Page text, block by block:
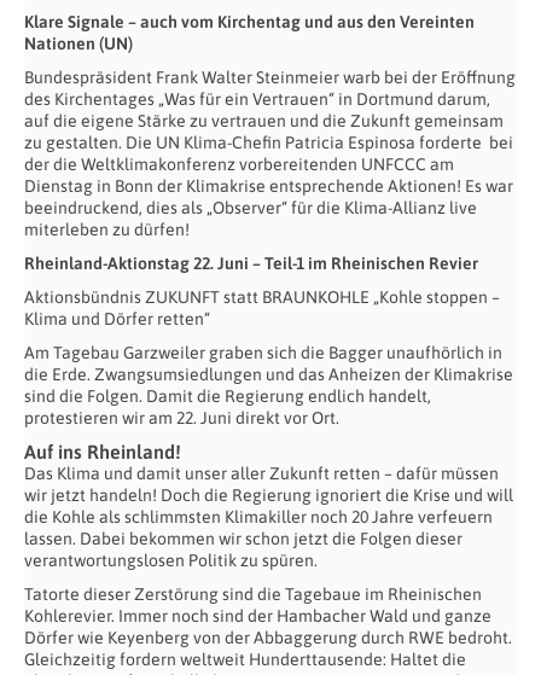
Klare Signale – auch vom Kirchentag und aus den Vereinten
Nationen (UN)
Bundespräsident Frank Walter Steinmeier warb bei der Eröffnung
des Kirchentages „Was für ein Vertrauen“ in Dortmund darum,
auf die eigene Stärke zu vertrauen und die Zukunft gemeinsam
zu gestalten. Die UN Klima-Chefin Patricia Espinosa forderte bei
der die Weltklimakonferenz vorbereitenden UNFCCC am
Dienstag in Bonn der Klimakrise entsprechende Aktionen! Es war
beeindruckend, dies als „Observer“ für die Klima-Allianz live
miterleben zu dürfen!
Rheinland-Aktionstag 22. Juni – Teil-1 im Rheinischen Revier
Aktionsbündnis ZUKUNFT statt BRAUNKOHLE „Kohle stoppen –
Klima und Dörfer retten“
Am Tagebau Garzweiler graben sich die Bagger unaufhörlich in
die Erde. Zwangsumsiedlungen und das Anheizen der Klimakrise
sind die Folgen. Damit die Regierung endlich handelt,
protestieren wir am 22. Juni direkt vor Ort.
Auf ins Rheinland!
Das Klima und damit unser aller Zukunft retten – dafür müssen
wir jetzt handeln! Doch die Regierung ignoriert die Krise und will
die Kohle als schlimmsten Klimakiller noch 20 Jahre verfeuern
lassen. Dabei bekommen wir schon jetzt die Folgen dieser
verantwortungslosen Politik zu spüren.
Tatorte dieser Zerstörung sind die Tagebaue im Rheinischen
Kohlerevier. Immer noch sind der Hambacher Wald und ganze
Dörfer wie Keyenberg von der Abbaggerung durch RWE bedroht.
Gleichzeitig fordern weltweit Hunderttausende: Haltet die